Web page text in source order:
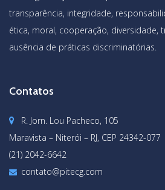
transparência, integridade,
ética, moral, cooperação, diversidade,
ausência de práticas discriminatórias.
Contatos
R. Jorn. Lou Pacheco, 105
Maravista – Niterói – RJ, CEP 24342-077
(21) 2042-6642
contato@pitecg.com